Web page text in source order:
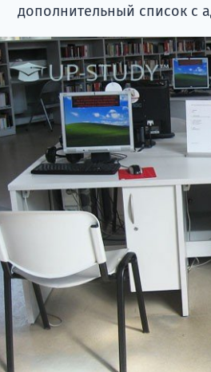
дополнительный список с